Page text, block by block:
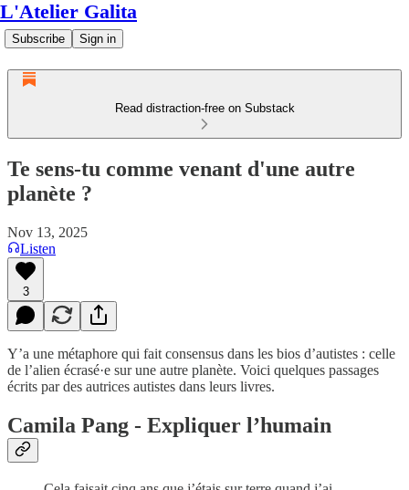
L'Atelier Galita
Subscribe Sign in
Read distraction-free on Substack
Te sens-tu comme venant d'une autre
planète ?
Nov 13, 2025
Listen
3
Y’a une métaphore qui fait consensus dans les bios d’autistes : celle
de l’alien écrasé·e sur une autre planète. Voici quelques passages
écrits par des autrices autistes dans leurs livres.
Camila Pang - Expliquer l’humain